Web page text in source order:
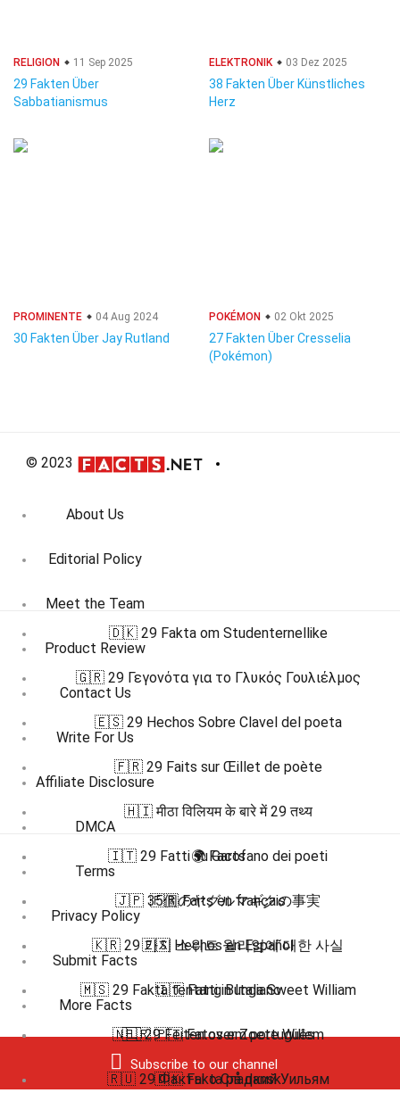
RELIGION 11 Sep 2025
29 Fakten Über
Sabbatianismus
ELEKTRONIK 03 Dez 2025
38 Fakten Über Künstliches
Herz
PROMINENTE 04 Aug 2024
30 Fakten Über Jay Rutland
POKÉMON 02 Okt 2025
27 Fakten Über Cresselia
(Pokémon)
© 2023
About Us
Editorial Policy
Meet the Team
Product Review
Contact Us
Write For Us
Affiliate Disclosure
DMCA
Terms
Privacy Policy
Submit Facts
More Facts
Subscribe to our channel
🇩🇰 29 Fakta om Studenternellike
🇬🇷 29 Γεγονότα για το Γλυκός Γουλιέλμος
🇪🇸 29 Hechos Sobre Clavel del poeta
🇫🇷 29 Faits sur Œillet de poète
🇭🇮 मीठा विलियम के बारे में 29 तथ्य
🇮🇹 29 Fatti su Garofano dei poeti
🇯🇵 35個のヤグルマギクの事実
🇰🇷 29 가지 스위트 윌리엄에 대한 사실
🇲🇸 29 Fakta tentang Bunga Sweet William
🇳🇱 29 Feiten over Zoete Willem
🇷🇺 29 Факты о Сладкий Уильям
🌍 Facts
🇫🇷 Faits en français
🇪🇸 Hechos en Español
🇮🇹 Fatti in Italiano
🇧🇷 🇵🇹 Fatos em português
🇩🇰 Fakta på dansk